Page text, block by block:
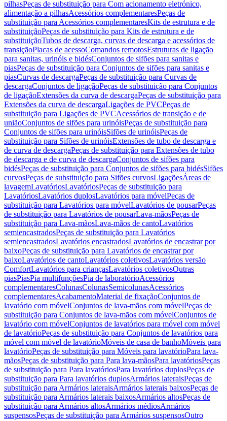
pilhasPeças de substituição para Com acionamento eletrónico,
alimentação a pilhasAcessórios complementaresPeças de
substituição para Acessórios complementaresKits de estrutura e de
substituiçãoPeças de substituição para Kits de estrutura e de
substituiçãoTubos de descarga, curvas de descarga e acessórios de
transiçãoPlacas de acessoComandos remotosEstruturas de ligação
para sanitas, urinóis e bidésConjuntos de sifões para sanitas e
piasPeças de substituição para Conjuntos de sifões para sanitas e
piasCurvas de descargaPeças de substituição para Curvas de
descargaConjuntos de ligaçãoPeças de substituição para Conjuntos
de ligaçãoExtensões da curva de descargaPeças de substituição para
Extensões da curva de descargaLigações de PVCPeças de
substituição para Ligações de PVCAcessórios de transição e de
uniãoConjuntos de sifões para urinóisPeças de substituição para
Conjuntos de sifões para urinóisSifões de urinóisPeças de
substituição para Sifões de urinóisExtensões de tubo de descarga e
de curva de descargaPeças de substituição para Extensões de tubo
de descarga e de curva de descargaConjuntos de sifões para
bidésPeças de substituição para Conjuntos de sifões para bidésSifões
curvosPeças de substituição para Sifões curvosLigaçõesÁreas de
lavagemLavatóriosLavatóriosPeças de substituição para
LavatóriosLavatórios duplosLavatórios para móvelPeças de
substituição para Lavatórios para móvelLavatórios de pousarPeças
de substituição para Lavatórios de pousarLava-mãosPeças de
substituição para Lava-mãosLava-mãos de cantoLavatórios
semiencastradosPeças de substituição para Lavatórios
semiencastradosLavatórios encastradosLavatórios de encastrar por
baixoPeças de substituição para Lavatórios de encastrar por
baixoLavatórios de cantoLavatórios coletivosLavatórios versão
ComfortLavatórios para criançasLavatórios coletivosOutras
piasPiasPia multifunçõesPia de laboratórioAcessórios
complementaresColunasColunasSemicolunasAcessórios
complementaresAcabamentoMaterial de fixaçãoConjuntos de
lavatório com móvelConjuntos de lava-mãos com móvelPeças de
substituição para Conjuntos de lava-mãos com móvelConjuntos de
lavatório com móvelConjuntos de lavatórios para móvel com móvel
de lavatórioPeças de substituição para Conjuntos de lavatórios para
móvel com móvel de lavatórioMóveis de casa de banhoMóveis para
lavatórioPeças de substituição para Móveis para lavatórioPara lava-
mãosPeças de substituição para Para lava-mãosPara lavatóriosPeças
de substituição para Para lavatóriosPara lavatórios duplosPeças de
substituição para Para lavatórios duplosArmários lateraisPeças de
substituição para Armários lateraisArmários laterais baixosPeças de
substituição para Armários laterais baixosArmários altosPeças de
substituição para Armários altosArmários médiosArmários
suspensosPeças de substituição para Armários suspensosOutro